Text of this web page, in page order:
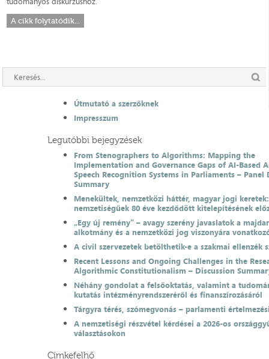
A cikk folytatódik...
Útmutató a szerzőknek
Impresszum
Legutóbbi bejegyzések
From Stenographers to Algorithms: Mapping the
Implementation and Governance Gaps of AI-Based
Speech Recognition Systems in Parliaments – Panel
Summary
Menekültek, nemzetközi háttér, magyar jogi
nemzetiségűek 80 éve kezdődött kitelepítésének
„Egy új remény” – avagy szerény javaslatok a
alkotmány és a nemzetközi jog viszonyára
A civil szervezetek betölthetik-e a szakmai ellenzék
Recent Lessons and Ongoing Challenges in the
Algorithmic Constitutionalism – Discussion
Néhány gondolat a felsőoktatás, valamint a
kutatás intézményrendszeréről és finanszírozásáról
Tárgyra térés, szómegvonás – parlamenti
A nemzetiségi részvétel kérdései a 2026-os
választásokon
Címkefelhő